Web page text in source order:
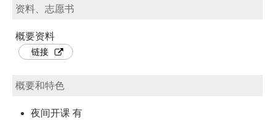
资料、志愿书
概要资料
链接
概要和特色
夜间开课 有